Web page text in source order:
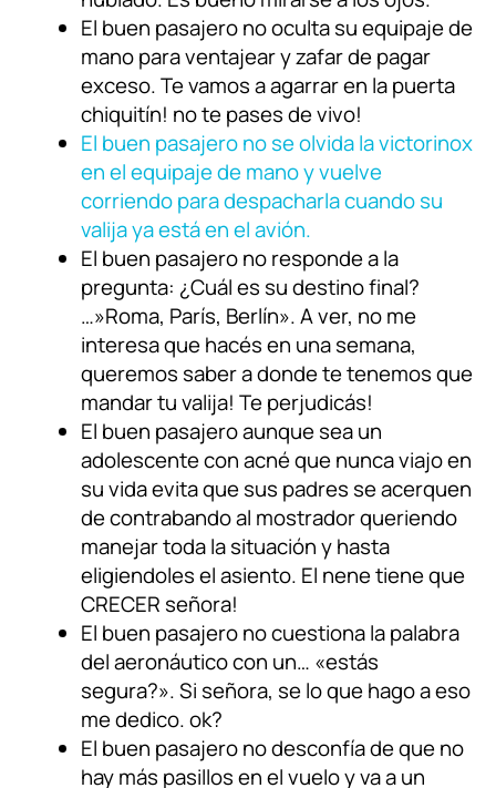
El buen pasajero no oculta su equipaje de
mano para ventajear y zafar de pagar
exceso. Te vamos a agarrar en la puerta
chiquitín! no te pases de vivo!
El buen pasajero no se olvida la victorinox
en el equipaje de mano y vuelve
corriendo para despacharla cuando su
valija ya está en el avión.
El buen pasajero no responde a la
pregunta: ¿Cuál es su destino final?
…»Roma, París, Berlín». A ver, no me
interesa que hacés en una semana,
queremos saber a donde te tenemos que
mandar tu valija! Te perjudicás!
El buen pasajero aunque sea un
adolescente con acné que nunca viajo en
su vida evita que sus padres se acerquen
de contrabando al mostrador queriendo
manejar toda la situación y hasta
eligiendoles el asiento. El nene tiene que
CRECER señora!
El buen pasajero no cuestiona la palabra
del aeronáutico con un… «estás
segura?». Si señora, se lo que hago a eso
me dedico. ok?
El buen pasajero no desconfía de que no
hay más pasillos en el vuelo y va a un